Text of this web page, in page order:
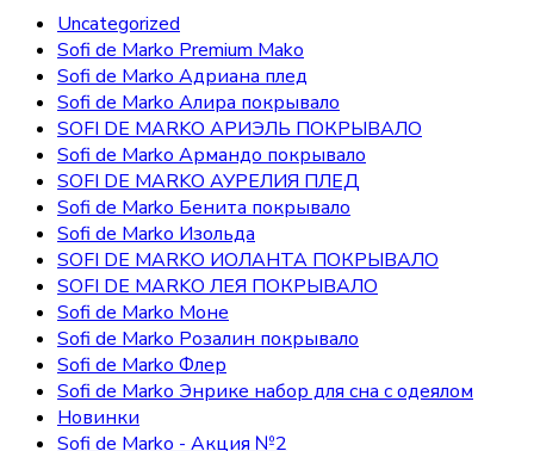
Uncategorized
Sofi de Marko Premium Mako
Sofi de Marko Адриана плед
Sofi de Marko Алира покрывало
SOFI DE MARKO АРИЭЛЬ ПОКРЫВАЛО
Sofi de Marko Армандо покрывало
SOFI DE MARKO АУРЕЛИЯ ПЛЕД
Sofi de Marko Бенита покрывало
Sofi de Marko Изольда
SOFI DE MARKO ИОЛАНТА ПОКРЫВАЛО
SOFI DE MARKO ЛЕЯ ПОКРЫВАЛО
Sofi de Marko Моне
Sofi de Marko Розалин покрывало
Sofi de Marko Флер
Sofi de Marko Энрике набор для сна с одеялом
Новинки
Sofi de Marko - Акция №2